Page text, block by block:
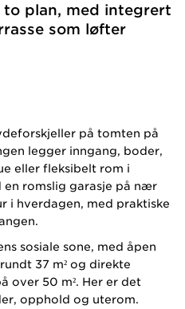
plan, med integrert
som løfter
på tomten på
legger inngang, boder,
eller fleksibelt rom i
en romslig garasje på nær
i hverdagen, med praktiske
sosiale sone, med åpen
37 m² og direkte
over 50 m². Her er det
opphold og uterom.